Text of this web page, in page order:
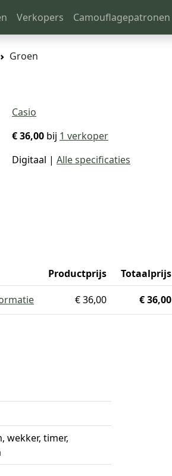
Verkopers Camouflagepatronen
Groen
Casio
€ 36,00 bij 1 verkoper
Digitaal | Alle specificaties
Productprijs
Totaalprijs
€ 36,00 € 36,00
wekker, timer,